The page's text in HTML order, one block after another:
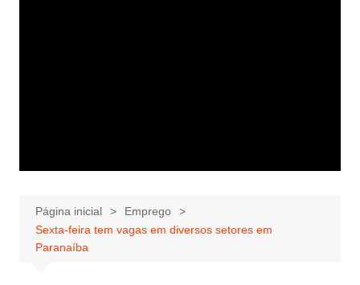
Página inicial
Emprego
Sexta-feira tem vagas em diversos setores em
Paranaíba